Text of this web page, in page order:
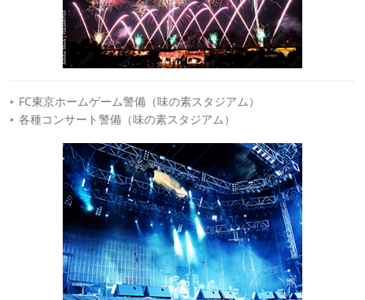
FC東京ホームゲーム警備（味の素スタジアム）
各種コンサート警備（味の素スタジアム）